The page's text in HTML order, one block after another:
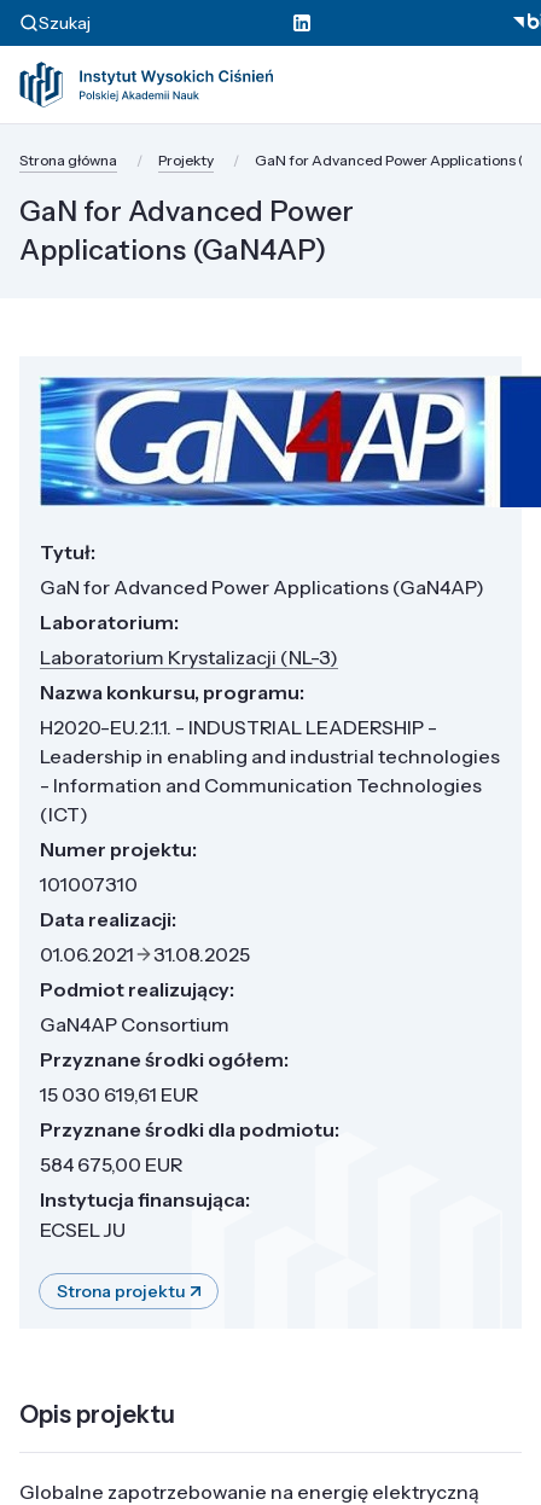
Szukaj
Strona główna Projekty GaN for Advanced Power Applications
GaN for Advanced Power
Applications (GaN4AP)
Tytuł:
GaN for Advanced Power Applications (GaN4AP)
Laboratorium:
Laboratorium Krystalizacji (NL-3)
Nazwa konkursu, programu:
H2020-EU.2.1.1. - INDUSTRIAL LEADERSHIP -
Leadership in enabling and industrial technologies
- Information and Communication Technologies
(ICT)
Numer projektu:
101007310
Data realizacji:
01.06.2021
31.08.2025
Podmiot realizujący:
GaN4AP Consortium
Przyznane środki ogółem:
15 030 619,61 EUR
Przyznane środki dla podmiotu:
584 675,00 EUR
Instytucja finansująca:
ECSEL JU
Strona projektu
Opis projektu
Globalne zapotrzebowanie na energię elektryczną